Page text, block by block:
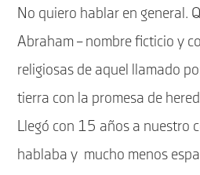
No quiero hablar en general.
Abraham – nombre ficticio y
religiosas de aquel llamado
tierra con la promesa de
Llegó con 15 años a nuestro
hablaba y mucho menos